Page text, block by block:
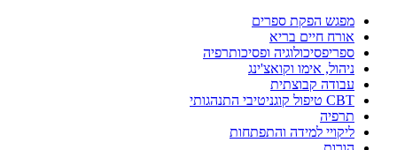
מפגש הפקת ספרים
אורח חיים בריא
ספריפסיכולוגיה ופסיכותרפיה
ניהול, אימו וקואצ'ינג
עבודה קבוצתית
CBT טיפול קוגניטיבי התנהגותי
תרפיה
ליקויי למידה והתפתחות